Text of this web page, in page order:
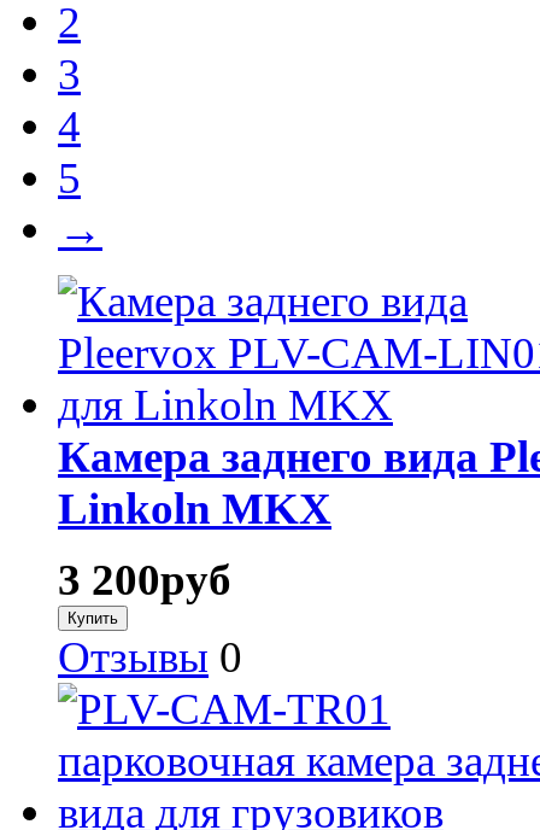
2
3
4
5
→
Камера заднего вида
Linkoln MKX
3 200руб
Отзывы 0